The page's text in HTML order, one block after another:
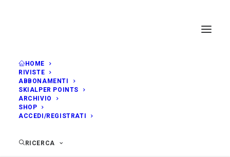
HOME
RIVISTE
ABBONAMENTI
SKIALPER POINTS
ARCHIVIO
SHOP
ACCEDI/REGISTRATI
RICERCA